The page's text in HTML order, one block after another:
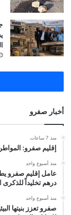
أخبار صفرو
منذ 7 ساعات
إقليم صفرو:
منذ أسبوع واحد
درهم تخليداً
منذ أسبوع واحد
صفرو تعزز بنيتها